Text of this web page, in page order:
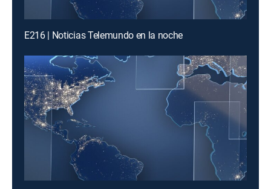
E216 | Noticias Telemundo en la noche